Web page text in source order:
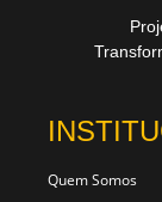
Quem Somos